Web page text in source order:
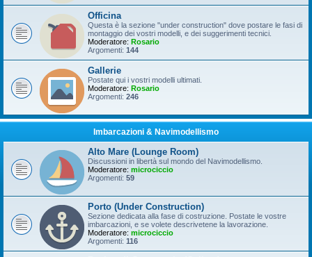
Officina
Questa è la sezione "under construction" dove postare le fasi di
montaggio dei vostri modelli, e dei suggerimenti tecnici.
Moderatore: Rosario
Argomenti: 144
Gallerie
Postate qui i vostri modelli ultimati.
Moderatore: Rosario
Argomenti: 246
Imbarcazioni & Navimodellismo
Alto Mare (Lounge Room)
Discussioni in libertà sul mondo del Navimodellismo.
Moderatore: microciccio
Argomenti: 59
Porto (Under Construction)
Sezione dedicata alla fase di costruzione. Postate le vostre
imbarcazioni, e se volete descrivetene la lavorazione.
Moderatore: microciccio
Argomenti: 116